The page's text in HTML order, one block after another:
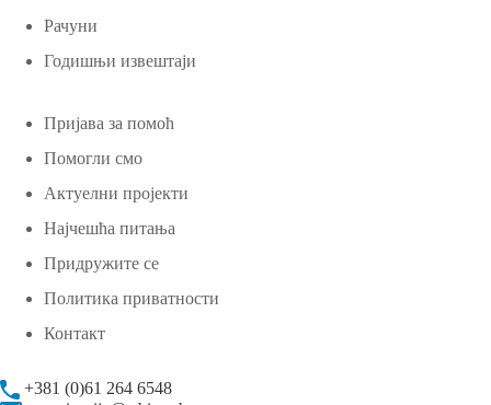
Рачуни
Годишњи извештаји
Пријава за помоћ
Помогли смо
Актуелни пројекти
Најчешћа питања
Придружите се
Политика приватности
Контакт
+381 (0)61 264 6548